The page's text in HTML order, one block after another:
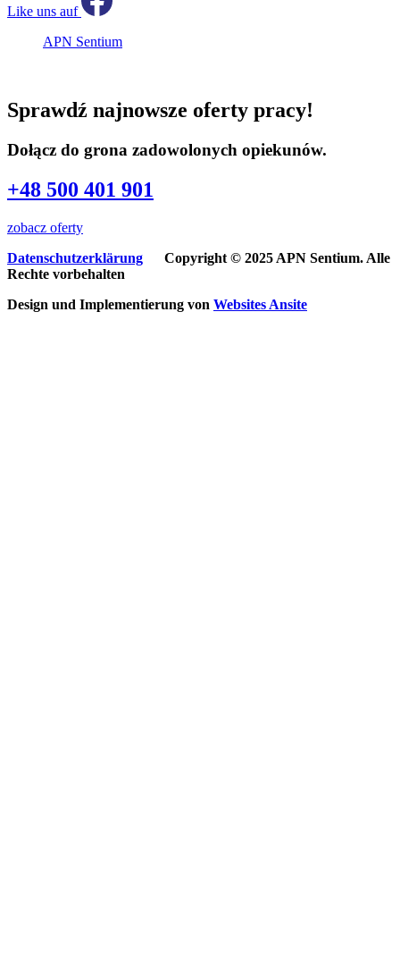
Like uns auf
APN Sentium
Sprawdź najnowsze oferty pracy!
Dołącz do grona zadowolonych opiekunów.
+48 500 401 901
zobacz oferty
Datenschutzerklärung
Copyright © 2025 APN Sentium. Alle
Rechte vorbehalten
Design und Implementierung von Websites Ansite